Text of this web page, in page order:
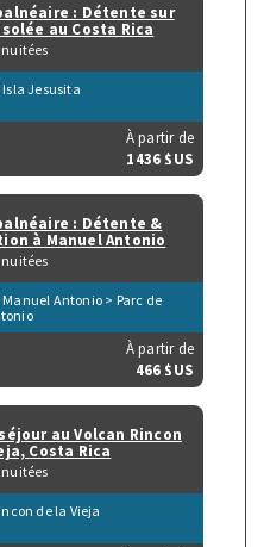
: Détente sur
au Costa Rica
nuitées
Isla Jesusita
À partir de
1436 $US
: Détente &
à Manuel Antonio
nuitées
Manuel Antonio > Parc de
À partir de
466 $US
au Volcan Rincon
Costa Rica
nuitées
de la Vieja